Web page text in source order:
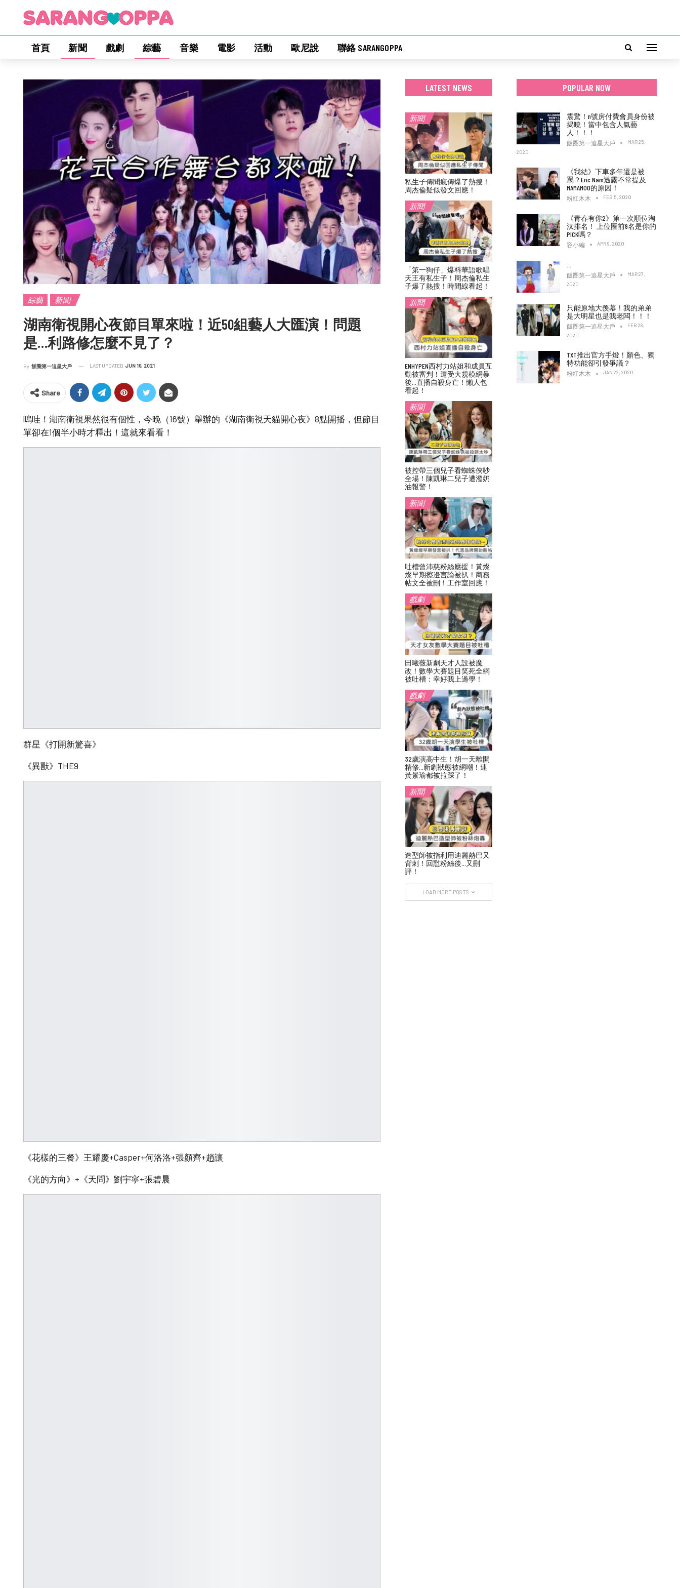
首頁 新聞 戲劇 綜藝 音樂 電影 活動 歐尼說 聯絡 SARANGOPPA
綜藝 新聞
湖南衛視開心夜節目單來啦！近50組藝人大匯演！問題
是…利路修怎麼不見了？
By 飯圈第一追星大戶 LAST UPDATED JUN 16, 2021
Share
嗚哇！湖南衛視果然很有個性，今晚（16號）舉辦的《湖南衛視天貓開心夜》8點開播，但節目
單卻在1個半小時才釋出！這就來看看！
群星《打開新驚喜》
《異獸》THE9
《花樣的三餐》王耀慶+Casper+何洛洛+張顏齊+趙讓
《光的方向》+《天問》劉宇寧+張碧晨
POPULAR NOW
震驚！n號房付費會員身份被
揭曉！當中包含人氣藝
人！！！
飯圈第一追星大戶
MAR 25,
2020
《我結》下車多年還是被
罵？Eric Nam透露不常提及
MAMAMOO的原因！
粉紅木木 FEB 5, 2020
《青春有你2》第一次順位淘
汰排名！ 上位圈前9名是你的
PICK嗎？
容小編 APR 9, 2020
飯圈第一追星大戶
MAR 27,
2020
只能原地大羨慕！我的弟弟
是大明星也是我老闆！！！
飯圈第一追星大戶
FEB 28,
2020
TXT推出官方手燈！顏色、獨
特功能卻引發爭議？
粉紅木木 JAN 22, 2020
LATEST NEWS
新聞
私生子傳聞瘋傳爆了熱搜！
周杰倫疑似發文回應！
新聞
「第一狗仔」爆料華語歌唱
天王有私生子！周杰倫私生
子爆了熱搜！時間線看起！
新聞
ENHYPEN西村力站姐和成員互
動被審判！遭受大規模網暴
後…直播自殺身亡！懶人包
看起！
新聞
被控帶三個兒子看蜘蛛俠吵
全場！陳凱琳二兒子遭潑奶
油報警！
新聞
吐槽曾沛慈粉絲應援！黃燦
燦早期擦邊言論被扒！商務
帖文全被刪！工作室回應！
戲劇
田曦薇新劇天才人設被魔
改！數學大賽題目笑死全網
被吐槽：幸好我上過學！
戲劇
32歲演高中生！胡一天離開
精修…新劇狀態被網嘲！連
黃景瑜都被拉踩了！
新聞
造型師被指利用迪麗熱巴又
背刺！回懟粉絲後…又刪
評！
LOAD MORE POSTS